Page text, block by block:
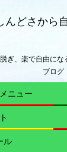
んどさから
脱ぎ、楽で自由
ブログ
ニュー
ル